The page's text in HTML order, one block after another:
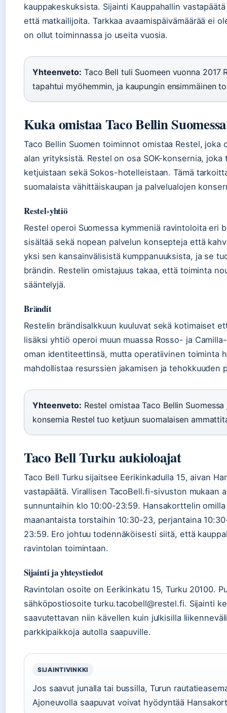
kauppakeskuksista. Sijainti Kauppahallin
että matkailijoita. Tarkkaa avaamispäivämäärää ei
on ollut toiminnassa jo useita vuosia.
Yhteenveto: Taco Bell tuli Suomeen vuonna 2017
tapahtui myöhemmin, ja kaupungin ensimmäinen
Kuka omistaa Taco Bellin
Taco Bellin Suomen toiminnot omistaa Restel, joka
alan yrityksistä. Restel on osa SOK-konsernia,
ketjuistaan sekä Sokos-hotelleistaan. Tämä
suomalaista vähittäiskaupan ja palvelualojen
Restel-yhtiö
Restel operoi Suomessa kymmeniä ravintoloita eri
sisältää sekä nopean palvelun konsepteja että
yksi sen kansainvälisistä kumppanuuksista, ja se
brändin. Restelin omistajuus takaa, että toiminta
sääntelyjä.
Brändit
Restelin brändisalkkuun kuuluvat sekä kotimaiset
lisäksi yhtiö operoi muun muassa Rosso- ja
oman identiteettinsä, mutta operatiivinen toiminta
mahdollistaa resurssien jakamisen ja tehokkuuden
Yhteenveto: Restel omistaa Taco Bellin
konsernia Restel tuo ketjuun suomalaisen
Taco Bell Turku aukioloajat
Taco Bell Turku sijaitsee Eerikinkadulla 15, aivan
vastapäätä. Virallisen TacoBell.fi-sivuston mukaan
sunnuntaihin klo 10:00-23:59. Hansakorttelin
maanantaista torstaihin 10:30-23, perjantaina
23:59. Ero johtuu todennäköisesti siitä, että
ravintolan toimintaan.
Sijainti ja yhteystiedot
Ravintolan osoite on Eerikinkatu 15, Turku 20100.
sähköpostiosoite turku.tacobell@restel.fi. Sijainti
saavutettavan niin kävellen kuin julkisilla
parkkipaikkoja autolla saapuville.
SIJAINTIVINKKI
Jos saavut junalla tai bussilla, Turun
Ajoneuvolla saapuvat voivat hyödyntää